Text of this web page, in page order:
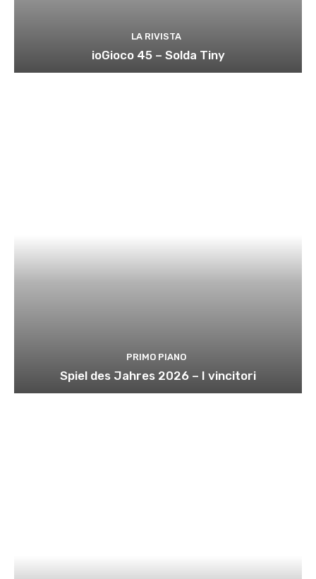
LA RIVISTA
ioGioco 45 – Solda Tiny
PRIMO PIANO
Spiel des Jahres 2026 – I vincitori